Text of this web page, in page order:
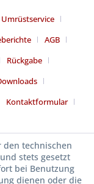
AGB
Rückgabe
Kontaktformular
den technischen
stets gesetzt
bei Benutzung
dienen oder die